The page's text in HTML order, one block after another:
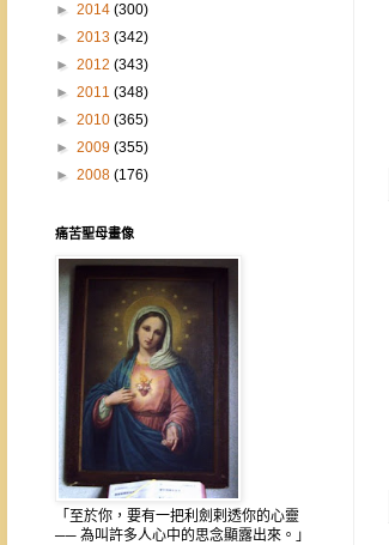
► 2014 (300)
► 2013 (342)
► 2012 (343)
► 2011 (348)
► 2010 (365)
► 2009 (355)
► 2008 (176)
痛苦聖母畫像
「至於你，要有一把利劍剌透你的心靈
── 為叫許多人心中的思念顯露出來。」